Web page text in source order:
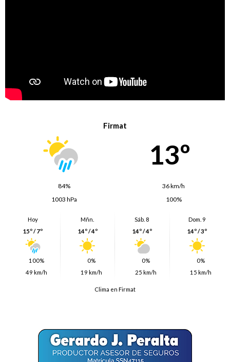
Firmat
13º
84%
36 km/h
1003 hPa
100%
Hoy
15º / 7º
100%
49 km/h
Mñn.
14º / 4º
0%
19 km/h
Sáb. 8
14º / 4º
0%
25 km/h
Dom. 9
14º / 3º
0%
15 km/h
Clima en Firmat